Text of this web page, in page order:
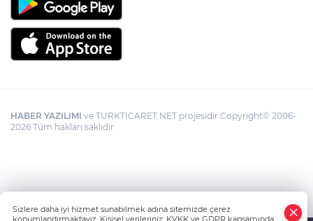
HABER YAZILIMI ve TURKTICARET.NET projesidir Copyright© 2006-
2026 Tüm hakları saklıdır.
Sizlere daha iyi hizmet sunabilmek adına sitemizde çerez
konumlandırmaktayız. Kişisel verileriniz, KVKK ve GDPR kapsamında